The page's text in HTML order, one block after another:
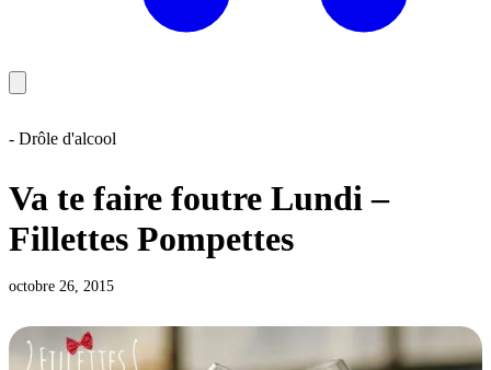
- Drôle d'alcool
Va te faire foutre Lundi –
Fillettes Pompettes
octobre 26, 2015